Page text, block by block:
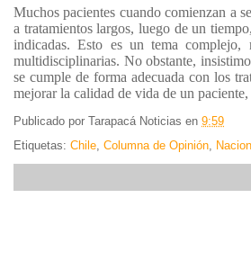
Muchos pacientes cuando comienzan a
a tratamientos largos, luego de un
indicadas. Esto es un tema
multidisciplinarias. No obstante,
se cumple de forma adecuada con los
mejorar la calidad de vida de un paciente,
Publicado por Tarapacá Noticias en 9:59
Etiquetas: Chile, Columna de Opinión,